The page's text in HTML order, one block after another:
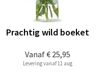
Vanaf€ 25,95
Prachtig wild boeket
Levering vanaf 11 aug